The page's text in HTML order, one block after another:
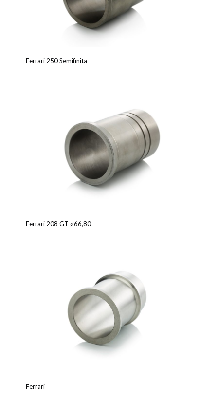
Ferrari 250 Semifinita
Ferrari 208 GT ø66,80
Ferrari